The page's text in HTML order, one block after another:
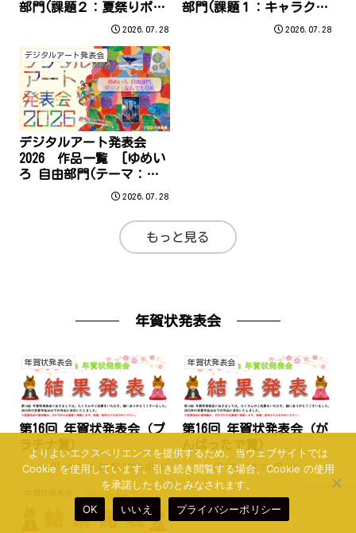
部門(課題２：夏祭りポス
2026.07.28
部門(課題１：キャラクタ
2026.07.28
デジタルアート発表会
デジタルアート発表会
2026 作品一覧 [ゆめい
ろ 自由部門(テーマ：な
2026.07.28
もっと見る
年賀状発表会
年賀状発表会
第16回 年賀状発表会（プ
2026.02.20 2026.03.17
年賀状発表会
第16回 年賀状発表会（が
んばったで賞）
2026.02.20 2026.03.13
よりよいエクスペリエンスを提供するため、当ウェブサイトでは
Cookie を使用しています。引き続き閲覧する場合、Cookie の使用
を承諾したものとみなされます。
OK
いいえ プライバシーポリシー